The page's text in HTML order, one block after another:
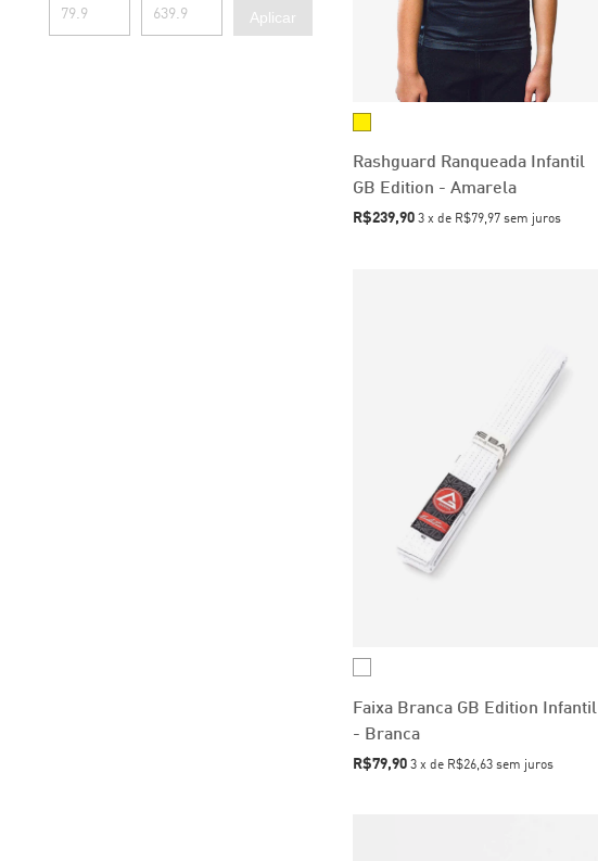
Aplicar
Rashguard Ranqueada Infantil
GB Edition - Amarela
R$239,90 3 x de R$79,97 sem juros
Faixa Branca GB Edition Infantil
- Branca
R$79,90 3 x de R$26,63 sem juros